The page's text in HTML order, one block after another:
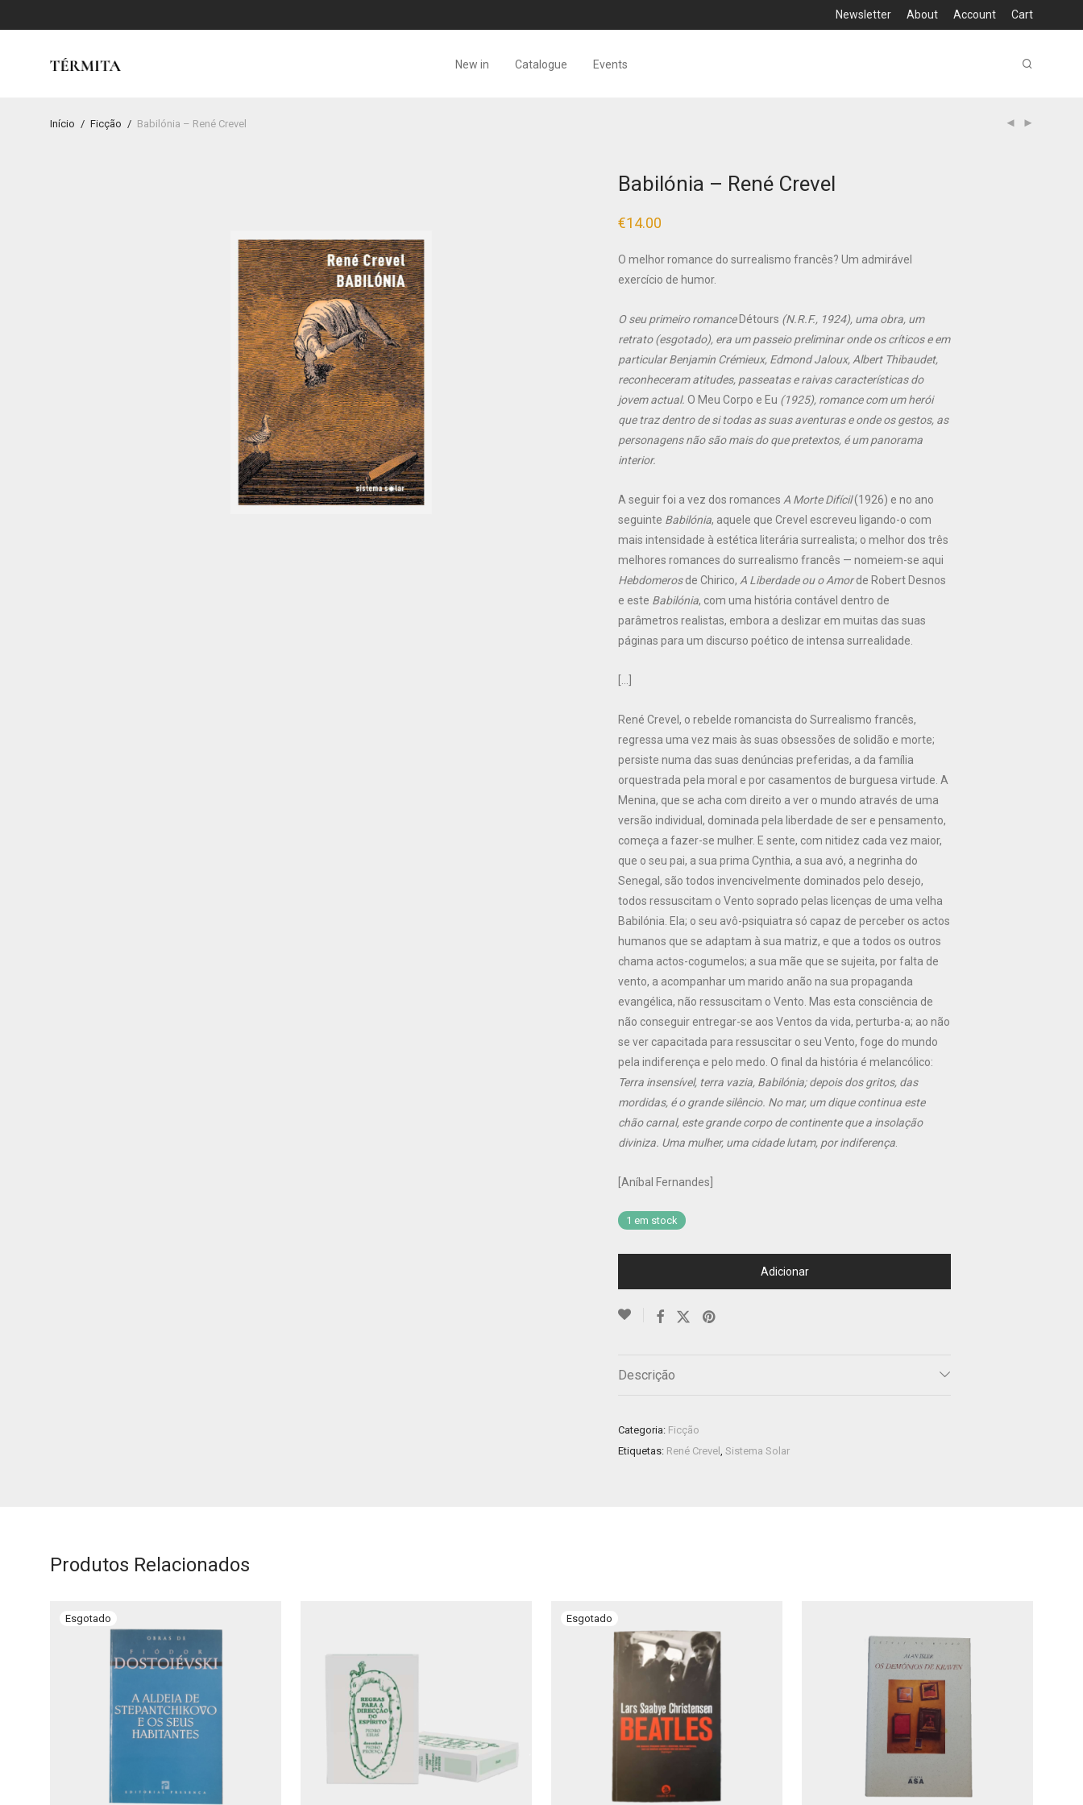
Newsletter About Account Cart
New in Catalogue Events
Início / Ficção / Babilónia – René Crevel
Babilónia – René Crevel
€14.00
O melhor romance do surrealismo francês? Um admirável
exercício de humor.
O seu primeiro romance Détours (N.R.F., 1924), uma obra, um
retrato (esgotado), era um passeio preliminar onde os críticos e em
particular Benjamin Crémieux, Edmond Jaloux, Albert Thibaudet,
reconheceram atitudes, passeatas e raivas características do
jovem actual. O Meu Corpo e Eu (1925), romance com um herói
que traz dentro de si todas as suas aventuras e onde os gestos, as
personagens não são mais do que pretextos, é um panorama
interior.
A seguir foi a vez dos romances A Morte Difícil(1926) e no ano
seguinte Babilónia, aquele que Crevel escreveu ligando-o com
mais intensidade à estética literária surrealista; o melhor dos três
melhores romances do surrealismo francês — nomeiem-se aqui
Hebdomerosde Chirico, A Liberdade ou o Amorde Robert Desnos
e este Babilónia, com uma história contável dentro de
parâmetros realistas, embora a deslizar em muitas das suas
páginas para um discurso poético de intensa surrealidade.
René Crevel, o rebelde romancista do Surrealismo francês,
regressa uma vez mais às suas obsessões de solidão e morte;
persiste numa das suas denúncias preferidas, a da família
orquestrada pela moral e por casamentos de burguesa virtude. A
Menina, que se acha com direito a ver o mundo através de uma
versão individual, dominada pela liberdade de ser e pensamento,
começa a fazer-se mulher. E sente, com nitidez cada vez maior,
que o seu pai, a sua prima Cynthia, a sua avó, a negrinha do
Senegal, são todos invencivelmente dominados pelo desejo,
todos ressuscitam o Vento soprado pelas licenças de uma velha
Babilónia. Ela; o seu avô-psiquiatra só capaz de perceber os actos
humanos que se adaptam à sua matriz, e que a todos os outros
chama actos-cogumelos; a sua mãe que se sujeita, por falta de
vento, a acompanhar um marido anão na sua propaganda
evangélica, não ressuscitam o Vento. Mas esta consciência de
não conseguir entregar-se aos Ventos da vida, perturba-a; ao não
se ver capacitada para ressuscitar o seu Vento, foge do mundo
pela indiferença e pelo medo. O final da história é melancólico:
Terra insensível, terra vazia, Babilónia; depois dos gritos, das
mordidas, é o grande silêncio. No mar, um dique continua este
chão carnal, este grande corpo de continente que a insolação
diviniza. Uma mulher, uma cidade lutam, por indiferença
[Aníbal Fernandes]
1 em stock
Adicionar
Descrição
Categoria: Ficção
Etiquetas: René Crevel , Sistema Solar
Produtos Relacionados